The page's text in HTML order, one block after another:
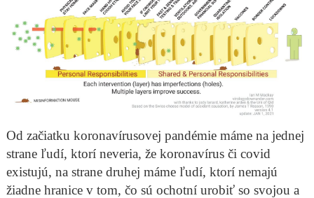
Od začiatku koronavírusovej pandémie máme na jednej
strane ľudí, ktorí neveria, že koronavírus či covid
existujú, na strane druhej máme ľudí, ktorí nemajú
žiadne hranice v tom, čo sú ochotní urobiť so svojou a